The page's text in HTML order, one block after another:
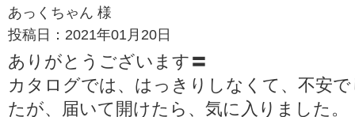
あっくちゃん 様
投稿日：2021年01月20日
ありがとうございます〓
カタログでは、はっきりしなくて、不安で
たが、届いて開けたら、気に入りました。